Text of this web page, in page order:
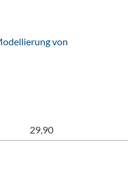
von
29,90